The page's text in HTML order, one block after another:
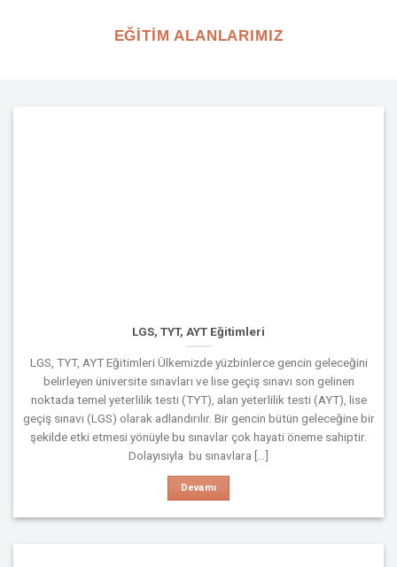
EĞİTİM ALANLARIMIZ
LGS, TYT, AYT Eğitimleri
LGS, TYT, AYT Eğitimleri Ülkemizde yüzbinlerce gencin geleceğini
belirleyen üniversite sınavları ve lise geçiş sınavı son gelinen
noktada temel yeterlilik testi (TYT), alan yeterlilik testi (AYT), lise
geçiş sınavı (LGS) olarak adlandırılır. Bir gencin bütün geleceğine bir
şekilde etki etmesi yönüyle bu sınavlar çok hayati öneme sahiptir.
Dolayısıyla bu sınavlara [...]
Devamı